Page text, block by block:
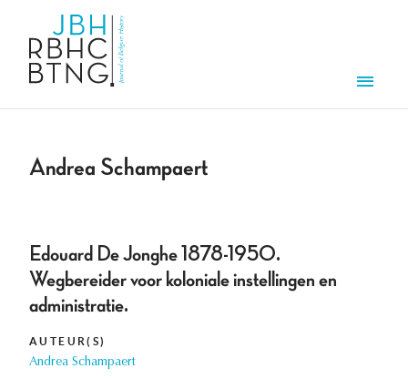
Andrea Schampaert
Edouard De Jonghe 1878-1950.
Wegbereider voor koloniale instellingen en
administratie.
AUTEUR(S)
Andrea Schampaert